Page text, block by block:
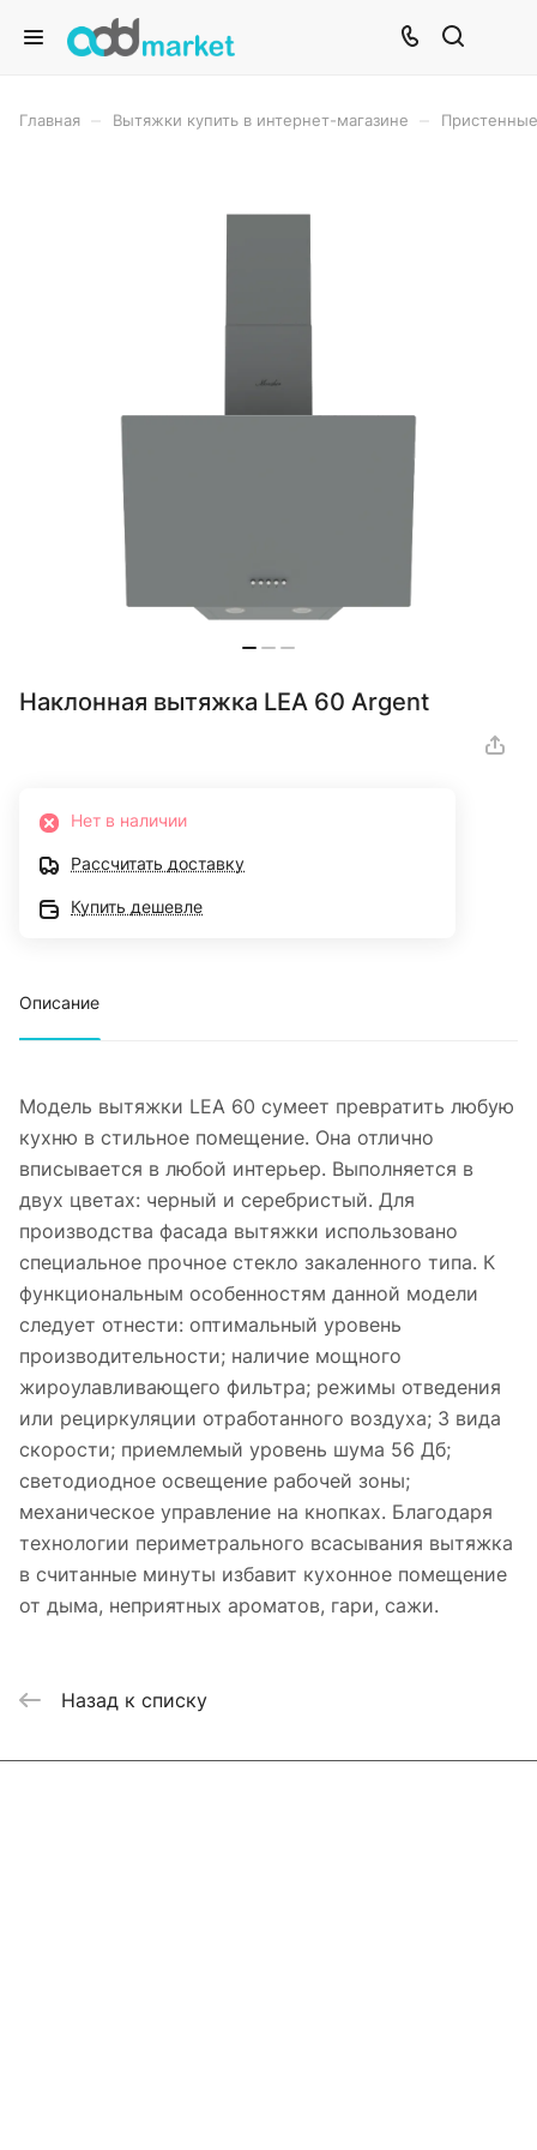
Главная Вытяжки купить в интернет-магазине
Наклонная вытяжка LEA 60 Argent
Нет в наличии
Рассчитать доставку
Купить дешевле
Описание
Модель вытяжки LEA 60 сумеет превратить любую
кухню в стильное помещение. Она отлично
вписывается в любой интерьер. Выполняется в
двух цветах: черный и серебристый. Для
производства фасада вытяжки использовано
специальное прочное стекло закаленного типа. К
функциональным особенностям данной модели
следует отнести: оптимальный уровень
производительности; наличие мощного
жироулавливающего фильтра; режимы отведения
или рециркуляции отработанного воздуха; 3 вида
скорости; приемлемый уровень шума 56 Дб;
светодиодное освещение рабочей зоны;
механическое управление на кнопках. Благодаря
технологии периметрального всасывания вытяжка
в считанные минуты избавит кухонное помещение
от дыма, неприятных ароматов, гари, сажи.
Назад к списку